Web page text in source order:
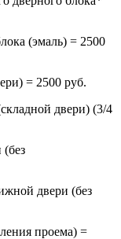
(эмаль) = 2500
= 2500 руб.
двери) (3/4
двери (без
проема) =